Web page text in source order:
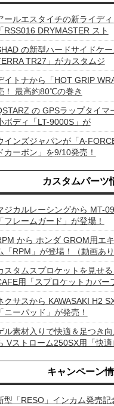
ールエスタイチの新ライデ
「RSS016 DRYMASTER スト
の新型ハードサイドケ
TR27」がカスタムジ
イトナから「HOT GRIP
！ 最高約80℃の巻き
の GPSラップタイマ
ボディ「LT-9000S」が
インズジャパンが「A-
カーボン」を9/10発売！
カスタムパーツ
ジカルレーシングから MT-
「フレームガード」が登場！
から ホンダ GROM用エ
「RPM」が登場！（動画あり
スタムスプロケットを見せ
用「スプロケットカバー
クサスから KAWASAKI H2
「ニーパッド」が発売！
ル素材入りで快適＆足つき
Vストローム250SX用「快適
キャンペーン
型「RESO」インカム発売記